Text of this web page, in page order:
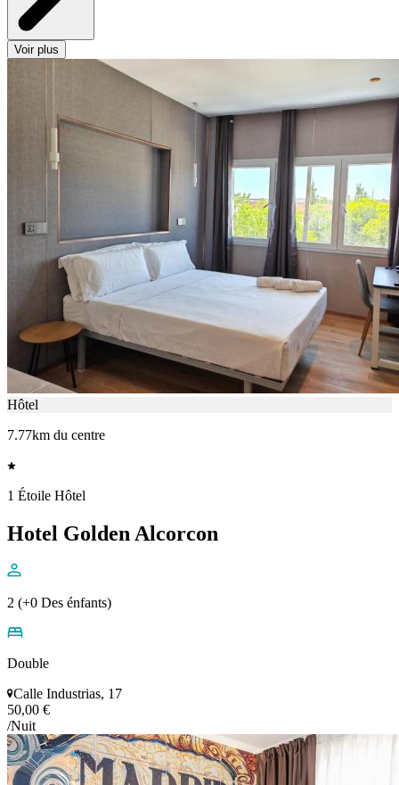
Voir plus
Hôtel
7.77km du centre
1 Étoile Hôtel
Hotel Golden Alcorcon
2 (+0 Des énfants)
Double
Calle Industrias, 17
50,00 €
/Nuit